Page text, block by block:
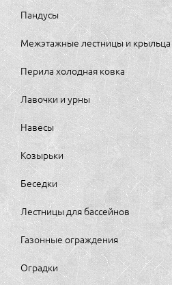
Пандусы
Межэтажные лестницы и крыльца
Перила холодная ковка
Лавочки и урны
Навесы
Козырьки
Беседки
Лестницы для бассейнов
Газонные ограждения
Оградки